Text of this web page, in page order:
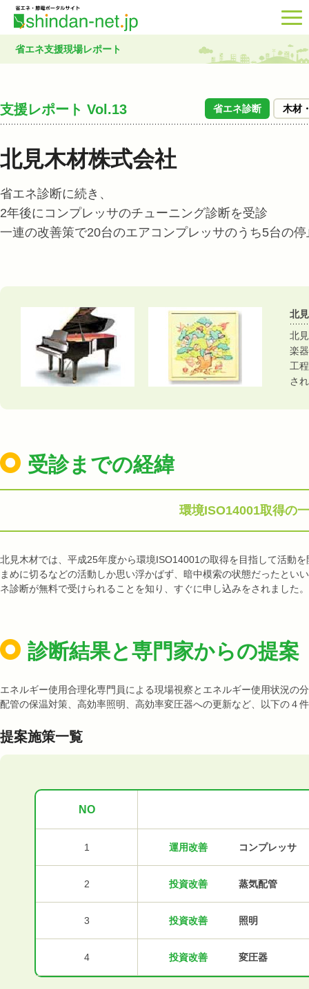
省エネ支援現場レポート
支援レポート Vol.13 省エネ診断 木材
北見木材株式会社
省エネ診断に続き、
2年後にコンプレッサのチューニング診断を受診
一連の改善策で20台のエアコンプレッサのうち5台の
北
北
楽
工
さ
受診までの経緯
環境ISO14001取得の
北見木材では、平成25年度から環境ISO14001の取得を目指して活動
まめに切るなどの活動しか思い浮かばず、暗中模索の状態だったと
ネ診断が無料で受けられることを知り、すぐに申し込みをされました。
診断結果と専門家からの提案
エネルギー使用合理化専門員による現場視察とエネルギー使用状況の
配管の保温対策、高効率照明、高効率変圧器への更新など、以下の４
提案施策一覧
NO
1 運用改善 コンプレッサ
2 投資改善 蒸気配管
3 投資改善 照明
4 投資改善 変圧器